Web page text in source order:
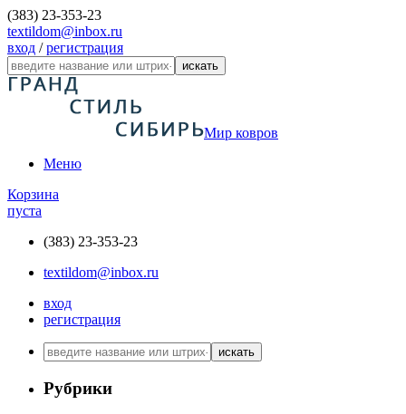
(383) 23-353-23
textildom@inbox.ru
вход /регистрация
искать
Мир ковров
Меню
Корзина
пуста
(383) 23-353-23
textildom@inbox.ru
вход
регистрация
искать
Рубрики